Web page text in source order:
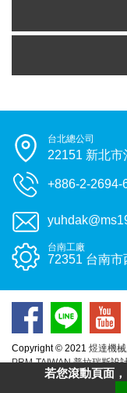
台北總公司
22151 新北
+886-2-2694-
台南工廠
72351 台南市
Copyright © 2021 煜達機
PRM-TAIWAN 普拉瑞斯設
若您滾動頁面，